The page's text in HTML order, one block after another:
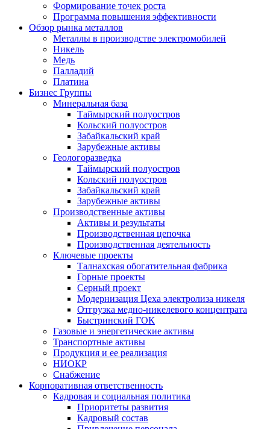
Формирование точек роста
Программа повышения эффективности
Обзор рынка металлов
Металлы в производстве электромобилей
Никель
Медь
Палладий
Платина
Бизнес Группы
Минеральная база
Таймырский полуостров
Кольский полуостров
Забайкальский край
Зарубежные активы
Геологоразведка
Таймырский полуостров
Кольский полуостров
Забайкальский край
Зарубежные активы
Производственные активы
Активы и результаты
Производственная цепочка
Производственная деятельность
Ключевые проекты
Талнахская обогатительная фабрика
Горные проекты
Серный проект
Модернизация Цеха электролиза никеля
Отгрузка медно-никелевого концентрата
Быстринский ГОК
Газовые и энергетические активы
Транспортные активы
Продукция и ее реализация
НИОКР
Снабжение
Корпоративная ответственность
Кадровая и социальная политика
Приоритеты развития
Кадровый состав